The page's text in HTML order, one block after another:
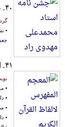
۴۰.
•
۴۱.
•
•
•
•